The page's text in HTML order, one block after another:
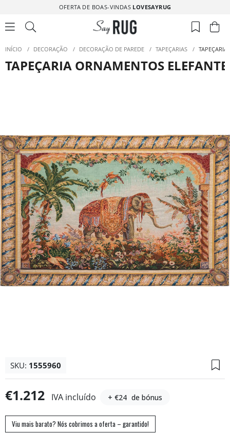
OFERTA DE BOAS-VINDAS LOVESAYRUG
INÍCIO / DECORAÇÃO / DECORAÇÃO DE PAREDE / TAPEÇARIAS /
TAPEÇARIA ORNAMENTOS ELEFANTE
SKU: 1555960
€1.212 IVA incluído + €24 de bónus
Viu mais barato? Nós cobrimos a oferta – garantido!